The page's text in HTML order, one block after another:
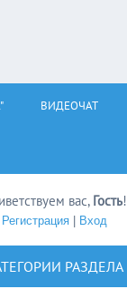
ВИДЕОЧАТ
вас, Гость!
Регистрация| Вход
РАЗДЕЛА